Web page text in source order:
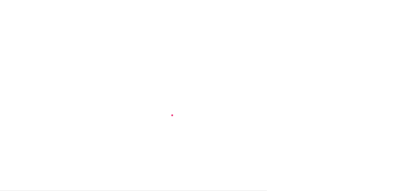
Créer une alerte